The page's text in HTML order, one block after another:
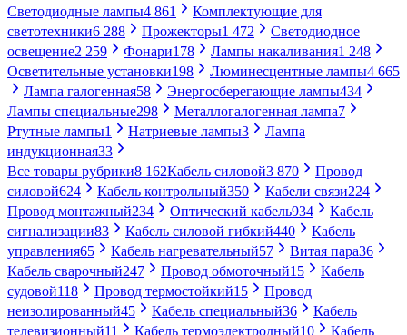
Светодиодные лампы4 861
Комплектующие для
светотехники6 288 Прожекторы1 472
Светодиодное
освещение2 259 Фонари178 Лампы накаливания1 248
Осветительные установки198 Люминесцентные лампы4 665
Лампа галогенная58 Энергосберегающие лампы434
Лампы специальные298 Металлогалогенная лампа7
Ртутные лампы1 Натриевые лампы3
Лампа
индукционная33
Все товары рубрики8 162Кабель силовой3 870
Провод
силовой624 Кабель контрольный350 Кабели связи224
Провод монтажный234 Оптический кабель934
Кабель
сигнализации83 Кабель силовой гибкий440
Кабель
управления65 Кабель нагревательный57 Витая пара36
Кабель сварочный247 Провод обмоточный15
Кабель
судовой118 Провод термостойкий15
Провод
неизолированный45 Кабель специальный36
Кабель
телевизионный11 Кабель термоэлектродный10
Кабель